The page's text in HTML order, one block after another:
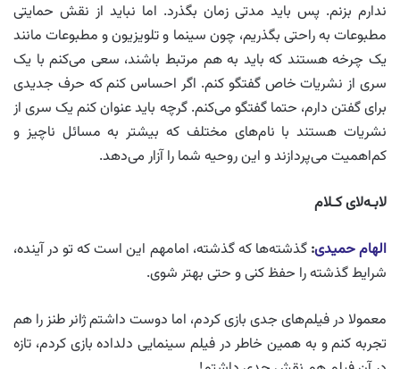
ندارم بزنم. پس باید مدتی زمان بگذرد. اما نباید از نقش حمایتی
مطبوعات به راحتی بگذریم، چون سینما و تلویزیون و مطبوعات مانند
یک چرخه هستند که باید به هم مرتبط باشند، سعی می‌کنم با یک
سری از نشریات خاص گفتگو کنم. اگر احساس کنم که حرف جدیدی
برای گفتن دارم، حتما گفتگو می‌کنم. گرچه باید عنوان کنم یک سری از
نشریات هستند با نام‌های مختلف که بیشتر به مسائل ناچیز و
کم‌اهمیت می‌پردازند و این روحیه شما را آزار می‌دهد.
لابـه‌لای کـلام
الهام حمیدی:گذشته‌ها که گذشته، امامهم این است که تو در آینده،
شرایط گذشته را حفظ کنی و حتی بهتر شوی.
معمولا در فیلم‌های جدی بازی کردم، اما دوست داشتم ژانر طنز را هم
تجربه کنم و به همین خاطر در فیلم سینمایی دلداده بازی کردم، تازه